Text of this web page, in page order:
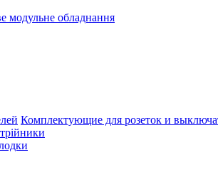
модульне обладнання
Комплектующие для розеток и